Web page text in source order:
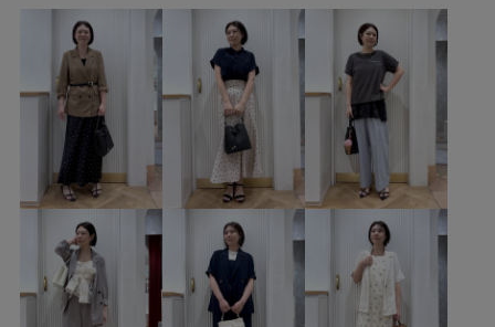
BVS36200 BVX36110 1枚でも着れる 26officecasual
Exclusive_GW LightAiry MSpecial_pickup
UVケア vispolo26vol6 VIS_2026SS_POLO2
vis_26ssbag vis_okazakisae_may Vカット
Wbag_pickup Web限定カラー Wtops_pickup
きちんと感 きれいに見える さらっとした肌触り
さらっと着れる さらりとした インソール オフィス